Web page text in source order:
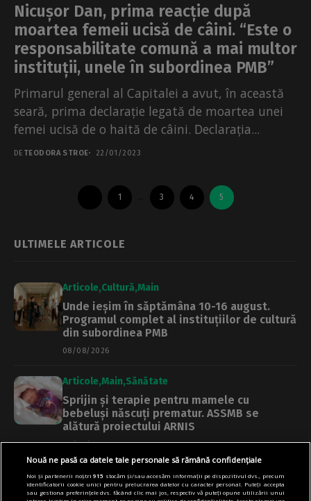
Nicușor Dan, prima reacție după
moartea femeii ucisă de câini. “Este o
responsabilitate comună a mai multor
instituții, unele în subordinea PMB”
Primarul general al Capitalei a avut, în această
seară, prima declarație legată de moartea unei
femei ucisă de o haită de câini. Declarația...
DE TEODORA STROE 22/01/2023
1 3 4 5
ULTIMELE ARTICOLE
Articole Cultură Main
Unde ieșim în săptămâna 10-16 august.
Programul complet al instituțiilor de cultură
din subordinea PMB
08/08/2026
Articole Main Sănătate
Sprijin și terapie pentru mamele cu
bebeluși născuți prematur. ASSMB se
alătură proiectului ARNIS
08/08/2026
Articole Main Transport
În prag de insolvență, transportul din
Nouă ne pasă ca datele tale personale să rămână confidențiale
Noi și partenerii noștri915 stocăm și/sau accesăm informații pe dispozitivul dvs., precum
identificatorii cookie unici pentru prelucrarea datelor cu caracter personal. Puteți accepta
sau gestiona preferințele dvs. făcând clic mai jos, respectiv vă puteți opune utilizării unui